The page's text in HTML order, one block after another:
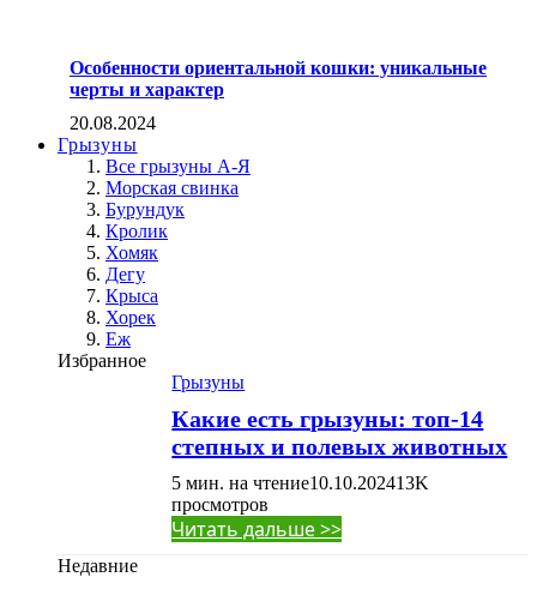
Особенности ориентальной кошки: уникальные
черты и характер
20.08.2024
Грызуны
Все грызуны А-Я
Морская свинка
Бурундук
Кролик
Хомяк
Дегу
Крыса
Хорек
Еж
Избранное
Грызуны
Какие есть грызуны: топ-14
степных и полевых животных
5 мин. на чтение10.10.202413K
просмотров
Читать дальше >>
Недавние